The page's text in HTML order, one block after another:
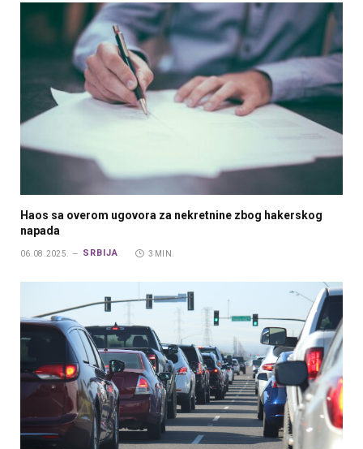
Haos sa overom ugovora za nekretnine zbog hakerskog
napada
06.08.2025. SRBIJA 3 MIN.